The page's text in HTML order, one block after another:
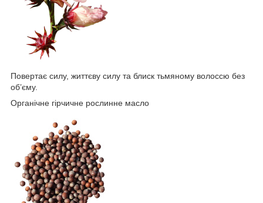
Повертає силу, життєву силу та блиск тьмяному волоссю без
об’єму.
Органічне гірчичне рослинне масло